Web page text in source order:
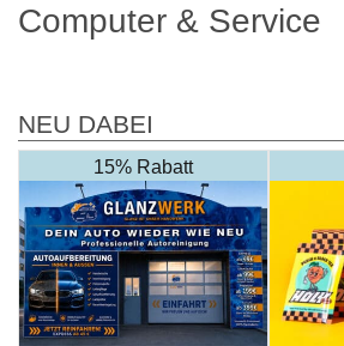
Computer & Service
NEU DABEI
15% Rabatt